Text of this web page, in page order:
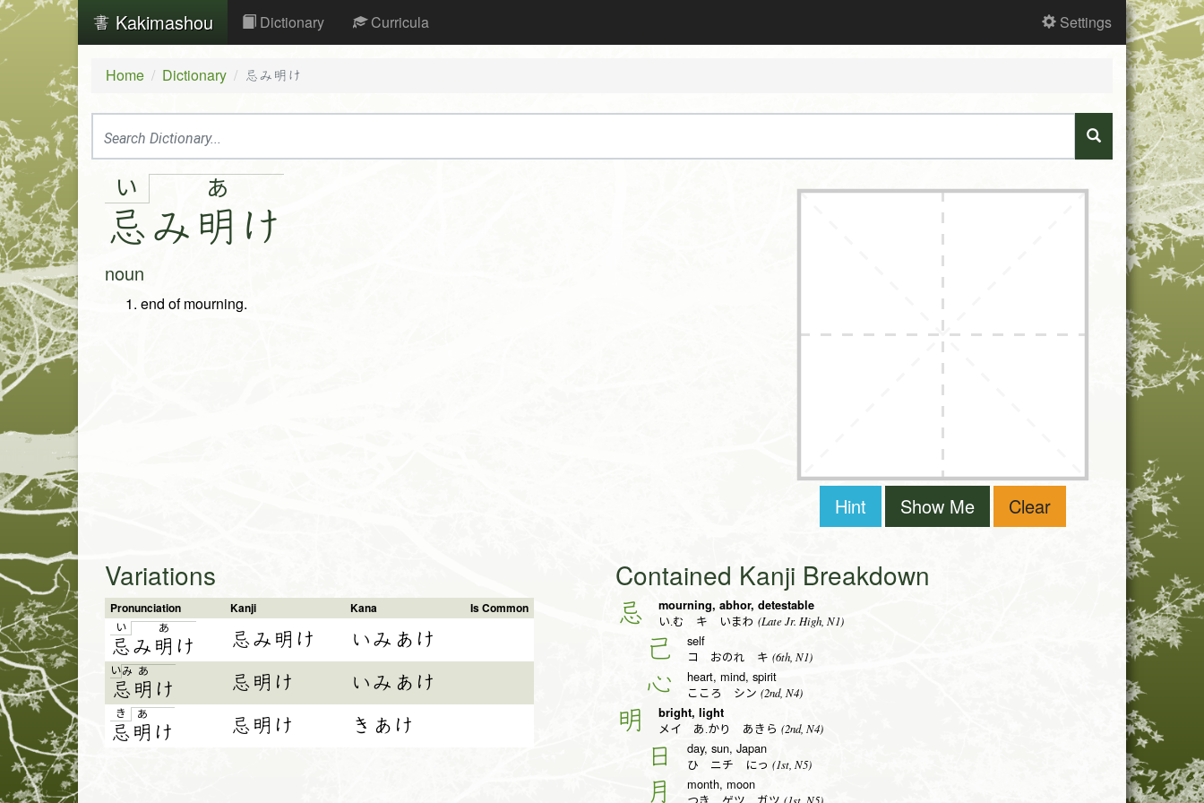
Kakimashou Dictionary Curricula Settings
Home Dictionary 忌み明け
い
忌み
あ
明 け
noun
end of mourning.
Hint Show Me Clear
Variations
Pronunciation Kanji Kana Is Common
い
忌み
あ
明 け 忌み明け いみあけ
いみ
忌
あ
明 け 忌明け いみあけ
き
忌
あ
明 け 忌明け きあけ
Contained Kanji Breakdown
忌 mourning, abhor, detestable
い.む キ いまわ (Late Jr. High, N1)
己 self
コ おのれ キ (6th, N1)
心 heart, mind, spirit
こころ シン (2nd, N4)
明 bright, light
メイ あ.かり あきら (2nd, N4)
日 day, sun, Japan
ひ ニチ にっ (1st, N5)
月 month, moon
(1st, N5)